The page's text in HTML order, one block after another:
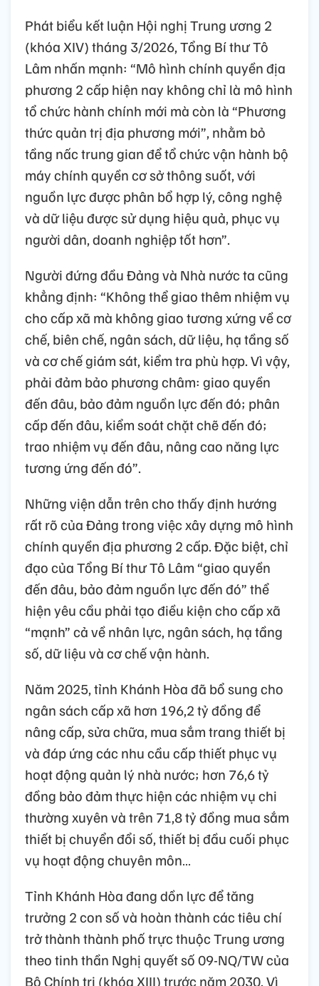
Phát biểu kết luận Hội nghị Trung ương 2
(khóa XIV) tháng 3/2026, Tổng Bí thư Tô
Lâm nhấn mạnh: “Mô hình chính quyền địa
phương 2 cấp hiện nay không chỉ là mô hình
tổ chức hành chính mới mà còn là “Phương
thức quản trị địa phương mới”, nhằm bỏ
tầng nấc trung gian để tổ chức vận hành bộ
máy chính quyền cơ sở thông suốt, với
nguồn lực được phân bổ hợp lý, công nghệ
và dữ liệu được sử dụng hiệu quả, phục vụ
người dân, doanh nghiệp tốt hơn”.
Người đứng đầu Đảng và Nhà nước ta cũng
khẳng định: “Không thể giao thêm nhiệm vụ
cho cấp xã mà không giao tương xứng về cơ
chế, biên chế, ngân sách, dữ liệu, hạ tầng số
và cơ chế giám sát, kiểm tra phù hợp. Vì vậy,
phải đảm bảo phương châm: giao quyền
đến đâu, bảo đảm nguồn lực đến đó; phân
cấp đến đâu, kiểm soát chặt chẽ đến đó;
trao nhiệm vụ đến đâu, nâng cao năng lực
tương ứng đến đó”.
Những viện dẫn trên cho thấy định hướng
rất rõ của Đảng trong việc xây dựng mô hình
chính quyền địa phương 2 cấp. Đặc biệt, chỉ
đạo của Tổng Bí thư Tô Lâm “giao quyền
đến đâu, bảo đảm nguồn lực đến đó” thể
hiện yêu cầu phải tạo điều kiện cho cấp xã
“mạnh” cả về nhân lực, ngân sách, hạ tầng
số, dữ liệu và cơ chế vận hành.
Năm 2025, tỉnh Khánh Hòa đã bổ sung cho
ngân sách cấp xã hơn 196,2 tỷ đồng để
nâng cấp, sửa chữa, mua sắm trang thiết bị
và đáp ứng các nhu cầu cấp thiết phục vụ
hoạt động quản lý nhà nước; hơn 76,6 tỷ
đồng bảo đảm thực hiện các nhiệm vụ chi
thường xuyên và trên 71,8 tỷ đồng mua sắm
thiết bị chuyển đổi số, thiết bị đầu cuối phục
vụ hoạt động chuyên môn…
Tỉnh Khánh Hòa đang dồn lực để tăng
trưởng 2 con số và hoàn thành các tiêu chí
trở thành thành phố trực thuộc Trung ương
theo tinh thần Nghị quyết số 09-NQ/TW của
Bộ Chính trị (khóa XIII) trước năm 2030. Vì